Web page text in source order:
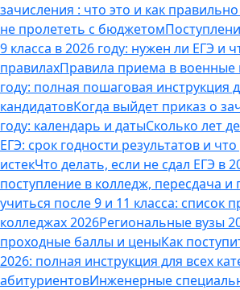
зачисления : что это и как
не пролететь с бюджетом
9 класса в 2026 году: нужен ли ЕГЭ и
правилахПравила приема в
году: полная пошаговая инструкция
кандидатовКогда выйдет приказ о
году: календарь и датыСколько лет
ЕГЭ: срок годности результатов и
истекЧто делать, если не сдал ЕГЭ в
поступление в колледж, пересдача и
учиться после 9 и 11 класса: список
колледжах 2026Региональные вузы
проходные баллы и ценыКак
2026: полная инструкция для всех
абитуриентовИнженерные